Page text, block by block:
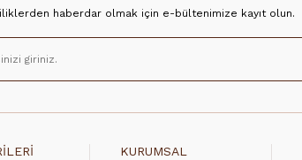
haberdar olmak için e-bültenimize kayıt olun.
KURUMSAL